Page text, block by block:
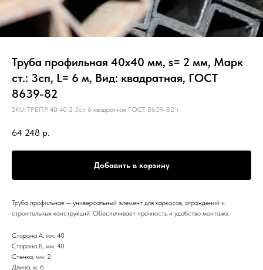
Труба профильная 40х40 мм, s= 2 мм, Марк
ст.: 3сп, L= 6 м, Вид: квадратная, ГОСТ
8639-82
SKU: ТРБПР 40 40 2 3сп 6 квадратная ГОСТ 8639-82 т
64 248 р.
Добавить в корзину
Труба профильная — универсальный элемент для каркасов, ограждений и
строительных конструкций. Обеспечивает прочность и удобство монтажа.
Сторона А, мм: 40
Сторона Б, мм: 40
Стенка, мм: 2
Длина, м: 6